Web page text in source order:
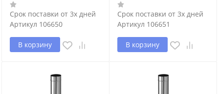
Срок поставки от 3х дней
Артикул 106650
В корзину
Срок поставки от 3х дней
Артикул 106651
В корзину